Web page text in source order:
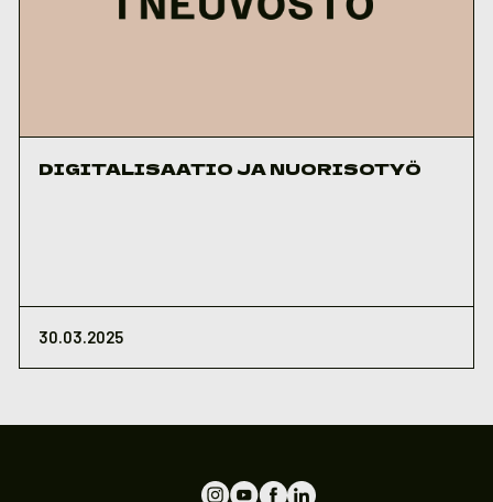
DIGITALISAATIO JA NUORISOTYÖ
30.03.2025